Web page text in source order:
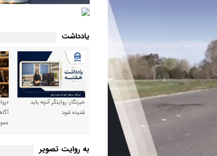
یادداشت
خبرنگار؛ روایتگر آنچه باید
شنیده شود
به روایت تصویر